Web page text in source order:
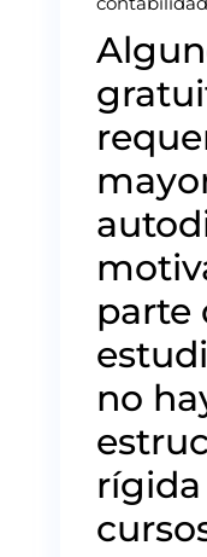
parte
no